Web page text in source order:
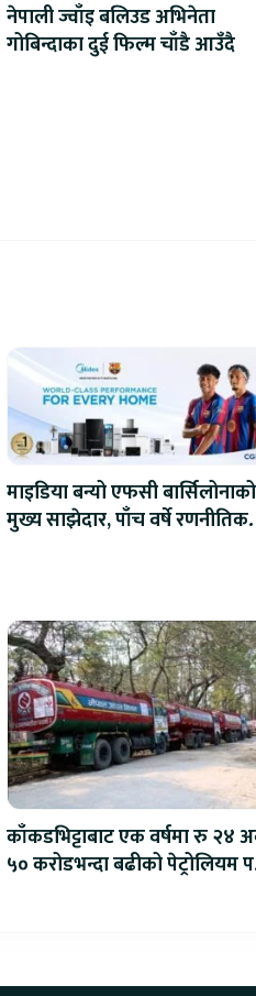
नेपाली ज्वाँइ बलिउड अभिनेता
गोबिन्दाका दुई फिल्म चाँडै आउँदै
माइडिया बन्यो एफसी बार्सिलोनाको
मुख्य साझेदार, पाँच वर्षे रणनीतिक
काँकडभिट्टाबाट एक वर्षमा रु २४
५० करोडभन्दा बढीको पेट्रोलियम